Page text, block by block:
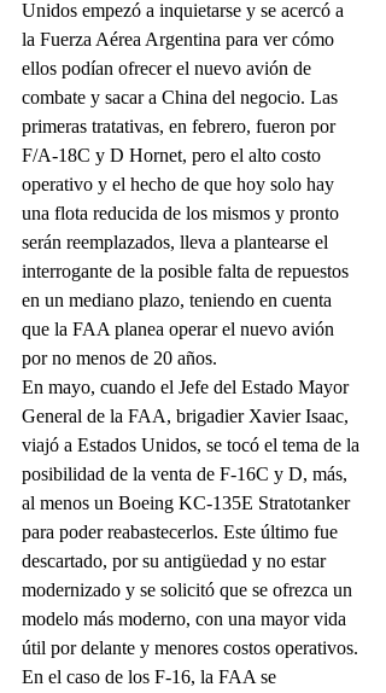
Unidos empezó a inquietarse y se acercó a
la Fuerza Aérea Argentina para ver cómo
ellos podían ofrecer el nuevo avión de
combate y sacar a China del negocio. Las
primeras tratativas, en febrero, fueron por
F/A-18C y D Hornet, pero el alto costo
operativo y el hecho de que hoy solo hay
una flota reducida de los mismos y pronto
serán reemplazados, lleva a plantearse el
interrogante de la posible falta de repuestos
en un mediano plazo, teniendo en cuenta
que la FAA planea operar el nuevo avión
por no menos de 20 años.
En mayo, cuando el Jefe del Estado Mayor
General de la FAA, brigadier Xavier Isaac,
viajó a Estados Unidos, se tocó el tema de la
posibilidad de la venta de F-16C y D, más,
al menos un Boeing KC-135E Stratotanker
para poder reabastecerlos. Este último fue
descartado, por su antigüedad y no estar
modernizado y se solicitó que se ofrezca un
modelo más moderno, con una mayor vida
útil por delante y menores costos operativos.
En el caso de los F-16, la FAA se